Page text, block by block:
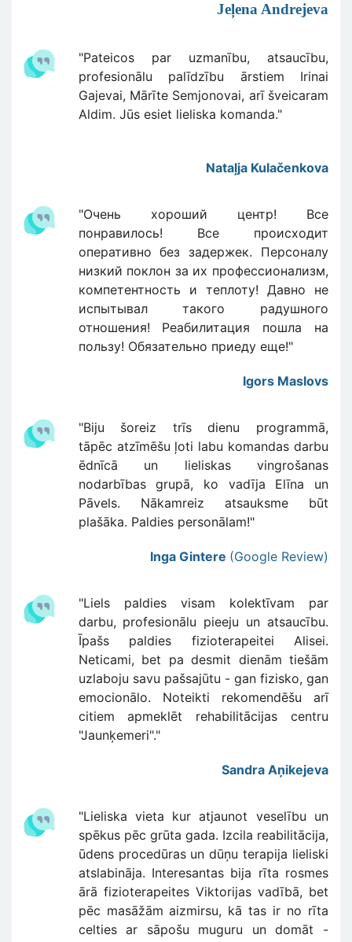
Jeļena Andrejeva
"Pateicos par uzmanību, atsaucību,
profesionālu palīdzību ārstiem Irinai
Gajevai, Mārīte Semjonovai, arī šveicaram
Aldim. Jūs esiet lieliska komanda."
Nataļja Kulačenkova
"Очень хороший центр! Все
понравилось! Все происходит
оперативно без задержек. Персоналу
низкий поклон за их профессионализм,
компетентность и теплоту! Давно не
испытывал такого радушного
отношения! Реабилитация пошла на
пользу! Обязательно приеду еще!"
Igors Maslovs
"Biju šoreiz trīs dienu programmā,
tāpēc atzīmēšu ļoti labu komandas darbu
ēdnīcā un lieliskas vingrošanas
nodarbības grupā, ko vadīja Elīna un
Pāvels. Nākamreiz atsauksme būt
plašāka. Paldies personālam!"
Inga Gintere (Google Review)
"Liels paldies visam kolektīvam par
darbu, profesionālu pieeju un atsaucību.
Īpašs paldies fizioterapeitei Alisei.
Neticami, bet pa desmit dienām tiešām
uzlaboju savu pašsajūtu - gan fizisko, gan
emocionālo. Noteikti rekomendēšu arī
citiem apmeklēt rehabilitācijas centru
"Jaunķemeri"."
Sandra Aņikejeva
"Lieliska vieta kur atjaunot veselību un
spēkus pēc grūta gada. Izcila reabilitācija,
ūdens procedūras un dūņu terapija lieliski
atslabināja. Interesantas bija rīta rosmes
ārā fizioterapeites Viktorijas vadībā, bet
pēc masāžām aizmirsu, kā tas ir no rīta
celties ar sāpošu muguru un domāt -